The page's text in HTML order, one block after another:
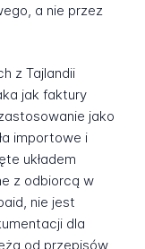
a nie przez
z Tajlandii
jak faktury
jako
importowe i
układem
z odbiorcą w
nie jest
dla
od przepisów